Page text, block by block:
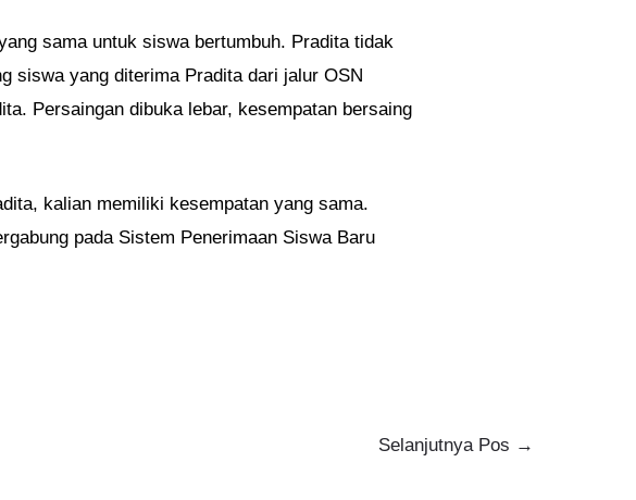
sama untuk siswa bertumbuh. Pradita tidak
siswa yang diterima Pradita dari jalur OSN
Persaingan dibuka lebar, kesempatan bersaing
kalian memiliki kesempatan yang sama.
pada Sistem Penerimaan Siswa Baru
Selanjutnya Pos →